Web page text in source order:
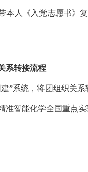
本人《入党志愿书》
系转接流程
”系统，将团组织关系
准智能化学全国重点